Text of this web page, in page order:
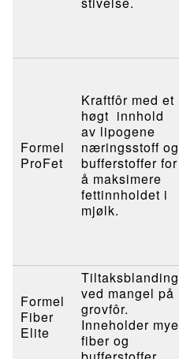
Formel
ProFet
Kraftfôr med et
høgt innhold
av lipogene
næringsstoff og
bufferstoffer for
å maksimere
fettinnholdet i
mjølk.
Formel
Fiber
Elite
Tiltaksblanding
ved mangel på
grovfôr.
Inneholder mye
fiber og